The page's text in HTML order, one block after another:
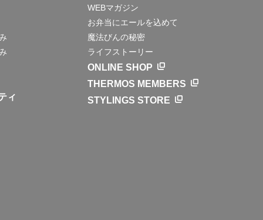
ィ
WEBマガジン
お弁当にエールを込めて
魔法びんの秘密
ライフストーリー
ONLINE SHOP
THERMOS MEMBERS
STYLINGS STORE